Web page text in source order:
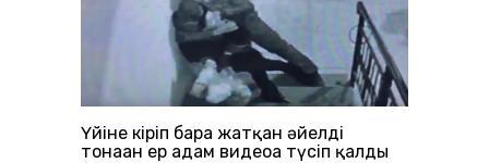
Үйіне кіріп бара жатқан әйелді
тонаған ер адам видеоға түсіп қалды